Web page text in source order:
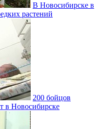
В Новосибирске в
растений
200 бойцов
в Новосибирске